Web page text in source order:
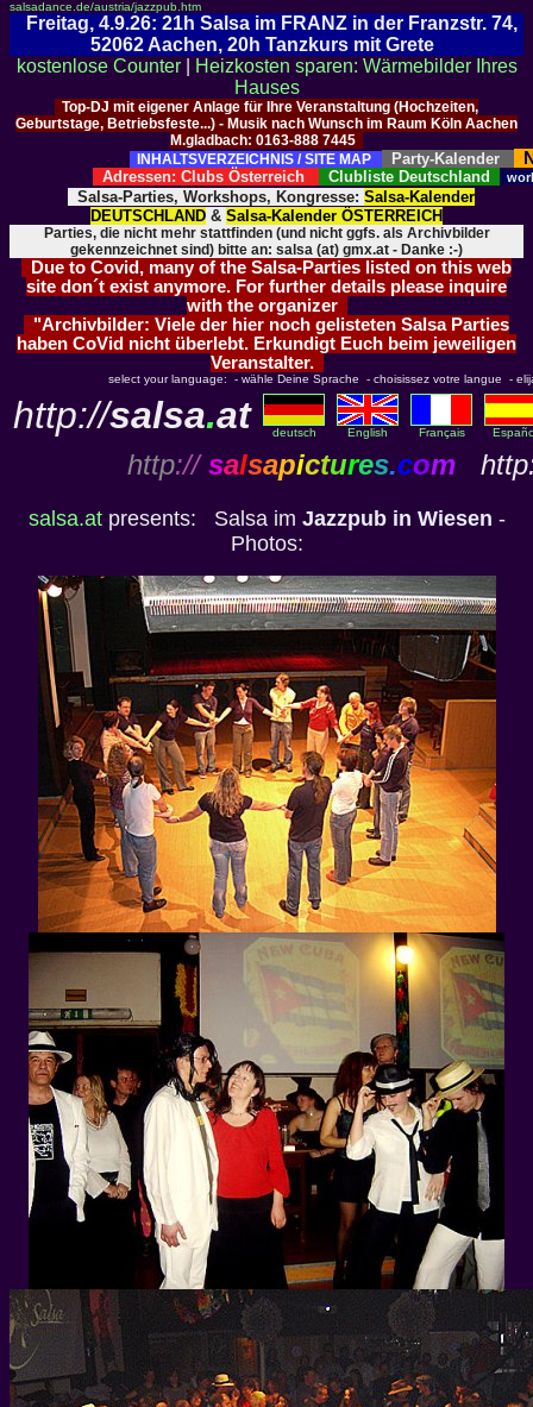
salsadance.de/austria/jazzpub.htm
Freitag, 4.9.26: 21h Salsa im FRANZ in der Franzstr. 74,
52062 Aachen, 20h Tanzkurs mit Grete
kostenlose Counter|
Heizkosten sparen: Wärmebilder Ihres
Hauses
Top-DJ mit eigener Anlage für Ihre Veranstaltung (Hochzeiten,
Geburtstage, Betriebsfeste...) - Musik nach Wunsch im Raum Köln Aachen
M.gladbach: 0163-888 7445
INHALTSVERZEICHNIS / SITE MAP
Party-Kalender
Adressen: Clubs Österreich Clubliste Deutschland
Salsa-Parties, Workshops, Kongresse: Salsa-Kalender
DEUTSCHLAND & Salsa-Kalender ÖSTERREICH
Parties, die nicht mehr stattfinden (und nicht ggfs. als Archivbilder
gekennzeichnet sind) bitte an: salsa (at) gmx.at - Danke :-)
Due to Covid, many of the Salsa-Parties listed on this web
site don´t exist anymore. For further details please inquire
with the organizer
"Archivbilder: Viele der hier noch gelisteten Salsa Parties
haben CoVid nicht überlebt. Erkundigt Euch beim jeweiligen
Veranstalter.
select your language: - wähle Deine Sprache - choisissez votre langue -
http://salsa.at deutsch English Français
http:// salsapictures.com
salsa.at presents: Salsa im Jazzpub in Wiesen -
Photos: